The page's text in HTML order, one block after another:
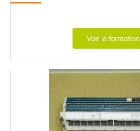
Voir la formation